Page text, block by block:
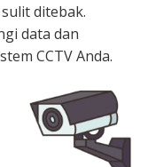
ditebak.
data dan
CCTV Anda.